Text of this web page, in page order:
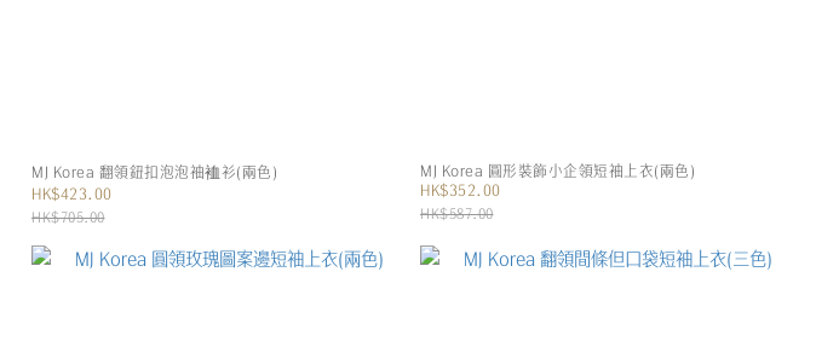
MJ Korea 翻領鈕扣泡泡袖裇衫(兩色)
HK$423.00
HK$705.00
MJ Korea 圓形裝飾小企領短袖上衣(兩色)
HK$352.00
HK$587.00